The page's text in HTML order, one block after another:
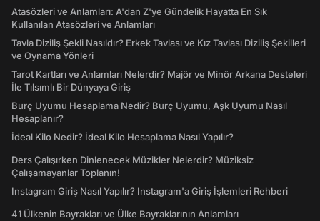
Atasözleri ve Anlamları: A'dan Z'ye Gündelik Hayatta En Sık
Kullanılan Atasözleri ve Anlamları
Tavla Diziliş Şekli Nasıldır? Erkek Tavlası ve Kız Tavlası Diziliş Şekilleri
ve Oynama Yönleri
Tarot Kartları ve Anlamları Nelerdir? Majör ve Minör Arkana Desteleri
İle Tılsımlı Bir Dünyaya Giriş
Burç Uyumu Hesaplama Nedir? Burç Uyumu, Aşk Uyumu Nasıl
Hesaplanır?
İdeal Kilo Nedir? İdeal Kilo Hesaplama Nasıl Yapılır?
Ders Çalışırken Dinlenecek Müzikler Nelerdir? Müziksiz
Çalışamayanlar Toplanın!
Instagram Giriş Nasıl Yapılır? Instagram'a Giriş İşlemleri Rehberi
41 Ülkenin Bayrakları ve Ülke Bayraklarının Anlamları